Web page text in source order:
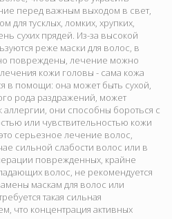
перед важным выходом в свет,
для тусклых, ломких, хрупких,
сухих прядей. Из-за высокой
реже маски для волос, в
повреждены, лечение можно
кожи головы - сама кожа
в помощи: она может быть сухой,
рода раздражений, может
аллергии, они способны бороться с
или чувствительностью кожи
серьезное лечение волос,
сильной слабости волос или в
поврежденных, крайне
волос, не рекомендуется
маскам для волос или
такая сильная
что концентрация активных